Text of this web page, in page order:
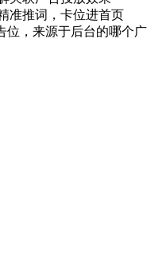
准推词，卡位进首页
位，来源于后台的哪个广